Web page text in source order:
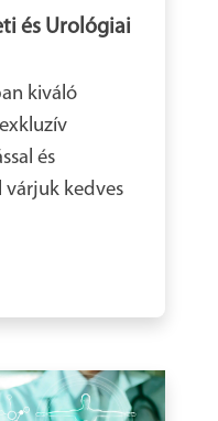
és Urológiai
kiváló
és
kedves